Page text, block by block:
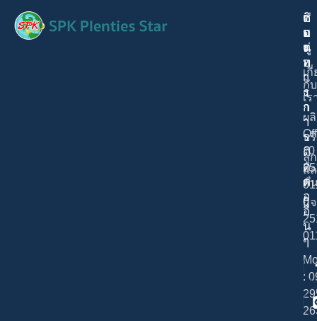
ติ
ด
ต่
อ
เ
ร
า
: 0
0
:
เ
ม
นู
เกี่
กับ
เร
ผ
บ
ลู
แ
พั
กิ
ช่
อ
ง
ท
า
ง
ก
า
ร
ติ
ด
ต่
อ
อื่
น
ๆ